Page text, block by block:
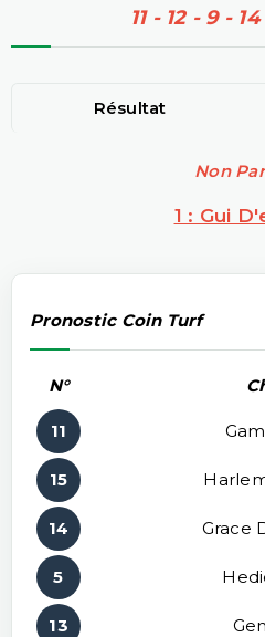
11 - 12 - 9 -
Résultat
Non
1 : Gui
Pronostic Coin Turf
N°
11
15
14 Grace
5
13